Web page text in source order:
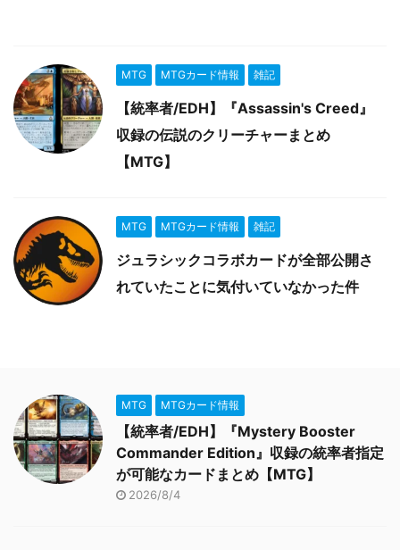
MTG MTGカード情報 雑記
【統率者/EDH】『Assassin's Creed』
収録の伝説のクリーチャーまとめ
【MTG】
MTG MTGカード情報 雑記
ジュラシックコラボカードが全部公開さ
れていたことに気付いていなかった件
MTG MTGカード情報
【統率者/EDH】『Mystery Booster
Commander Edition』収録の統率者指定
が可能なカードまとめ【MTG】
2026/8/4